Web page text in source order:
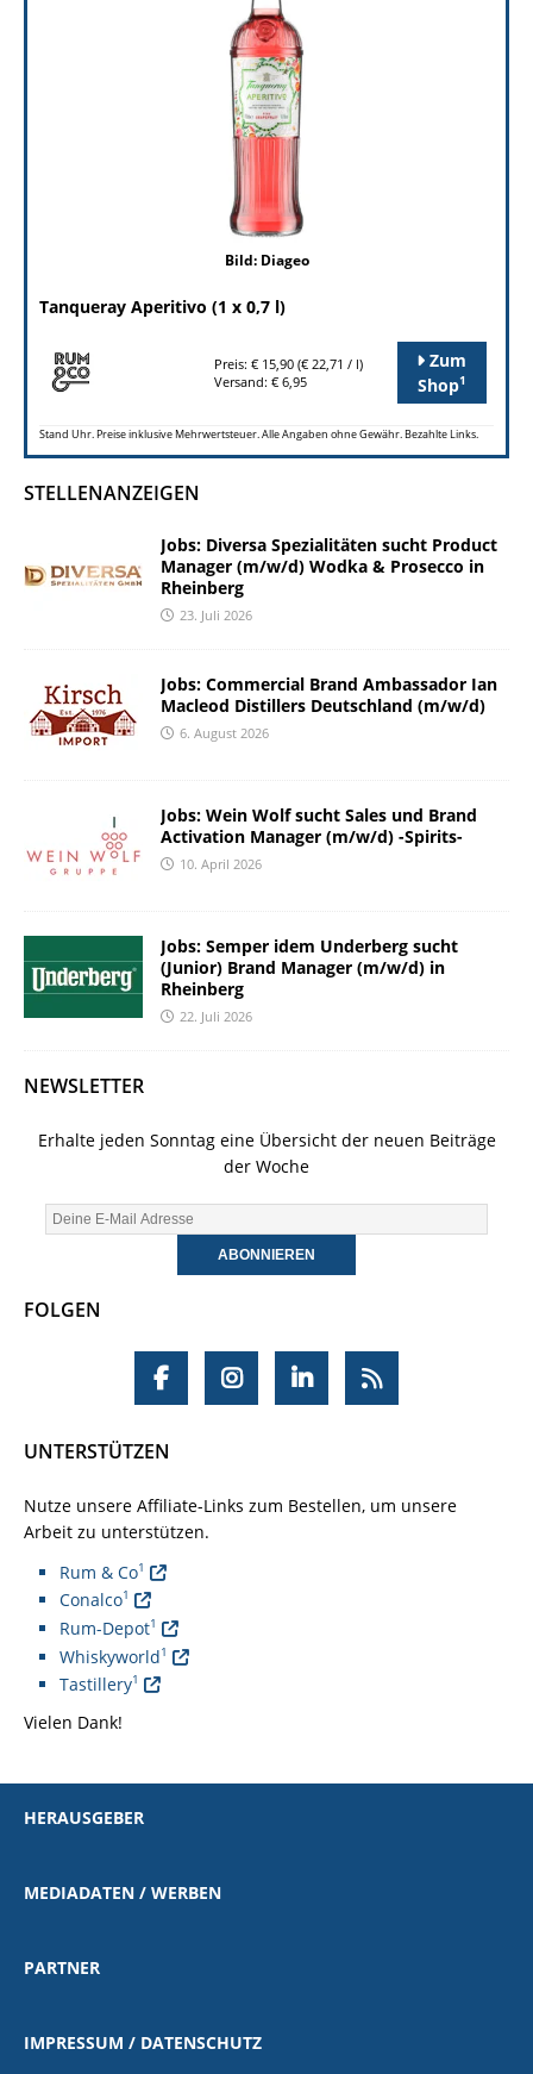
Bild: Diageo
Tanqueray Aperitivo (1 x 0,7 l)
Preis: € 15,90 (€ 22,71 / l)
Versand: € 6,95
Zum
Shop1
Stand Uhr. Preise inklusive Mehrwertsteuer. Alle Angaben ohne Gewähr. Bezahlte Links.
STELLENANZEIGEN
Jobs: Diversa Spezialitäten sucht Product
Manager (m/w/d) Wodka & Prosecco in
Rheinberg
23. Juli 2026
Jobs: Commercial Brand Ambassador Ian
Macleod Distillers Deutschland (m/w/d)
6. August 2026
Jobs: Wein Wolf sucht Sales und Brand
Activation Manager (m/w/d) -Spirits-
10. April 2026
Jobs: Semper idem Underberg sucht
(Junior) Brand Manager (m/w/d) in
Rheinberg
22. Juli 2026
NEWSLETTER
Erhalte jeden Sonntag eine Übersicht der neuen Beiträge
der Woche
FOLGEN
UNTERSTÜTZEN
Nutze unsere Affiliate-Links zum Bestellen, um unsere
Arbeit zu unterstützen.
Rum & Co1
Conalco1
Rum-Depot1
Whiskyworld1
Tastillery1
Vielen Dank!
HERAUSGEBER
MEDIADATEN / WERBEN
PARTNER
IMPRESSUM / DATENSCHUTZ